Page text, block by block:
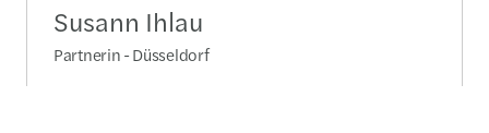
Susann Ihlau
Partnerin - Düsseldorf